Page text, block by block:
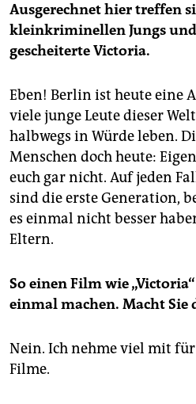
Ausgerechnet hier treffen
kleinkriminellen Jungs
gescheiterte Victoria.
Eben! Berlin ist heute eine
viele junge Leute dieser
halbwegs in Würde leben.
Menschen doch heute:
euch gar nicht. Auf jeden
sind die erste Generation,
es einmal nicht besser
Eltern.
So einen Film wie
einmal machen. Macht Sie
Nein. Ich nehme viel mit
Filme.